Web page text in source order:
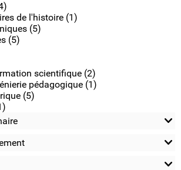
de l'histoire (1)
(5)
(5)
scientifique (2)
pédagogique (1)
(5)